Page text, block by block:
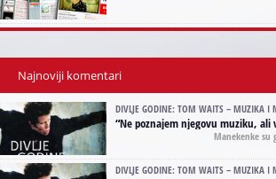
Najnoviji komentari
DIVLJE GODINE: TOM WAITS – MUZIKA I
“Ne poznajem njegovu muziku, ali vise puta nego sto sam to zazeleo gledao sam njegove umjetnicke slike na raznim
Manekenke su
DIVLJE GODINE: TOM WAITS – MUZIKA I